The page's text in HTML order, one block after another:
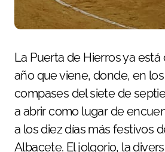
La Puerta de Hierros ya está cerrada, hasta el
año que viene, donde, en
compases del siete de
a abrir como lugar de
a los diez días más festivos
Albacete. El jolgorio, la